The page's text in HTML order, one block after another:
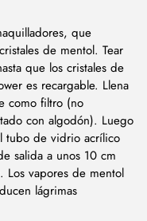
que
de mentol. Tear
que los cristales de
es recargable. Llena
como filtro (no
con algodón). Luego
tubo de vidrio acrílico
salida a unos 10 cm
vapores de mentol
lágrimas